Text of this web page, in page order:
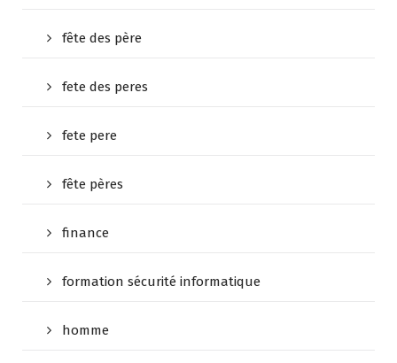
fête des père
fete des peres
fete pere
fête pères
finance
formation sécurité informatique
homme